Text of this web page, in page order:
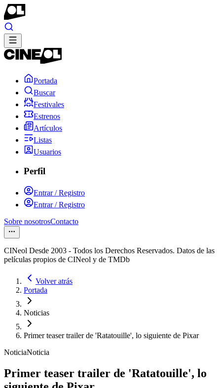
Portada
Buscar
Festivales
Estrenos
Artículos
Listas
Usuarios
Perfil
Entrar / Registro
Entrar / Registro
Sobre nosotrosContacto
CINeol Desde 2003 - Todos los Derechos Reservados. Datos de las
películas propios de CINeol y de TMDb
Volver atrás
Portada
Noticias
Primer teaser trailer de 'Ratatouille', lo siguiente de Pixar
NoticiaNoticia
Primer teaser trailer de 'Ratatouille', lo